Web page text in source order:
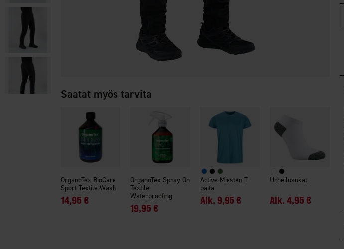
Saatat myös tarvita
OrganoTex BioCare
Sport Textile Wash
14,95 €
OrganoTex Spray-On
Textile
Waterproofing
19,95 €
Active Miesten T-
paita
Alk. 9,95 €
Urheilusukat
Alk. 4,95 €